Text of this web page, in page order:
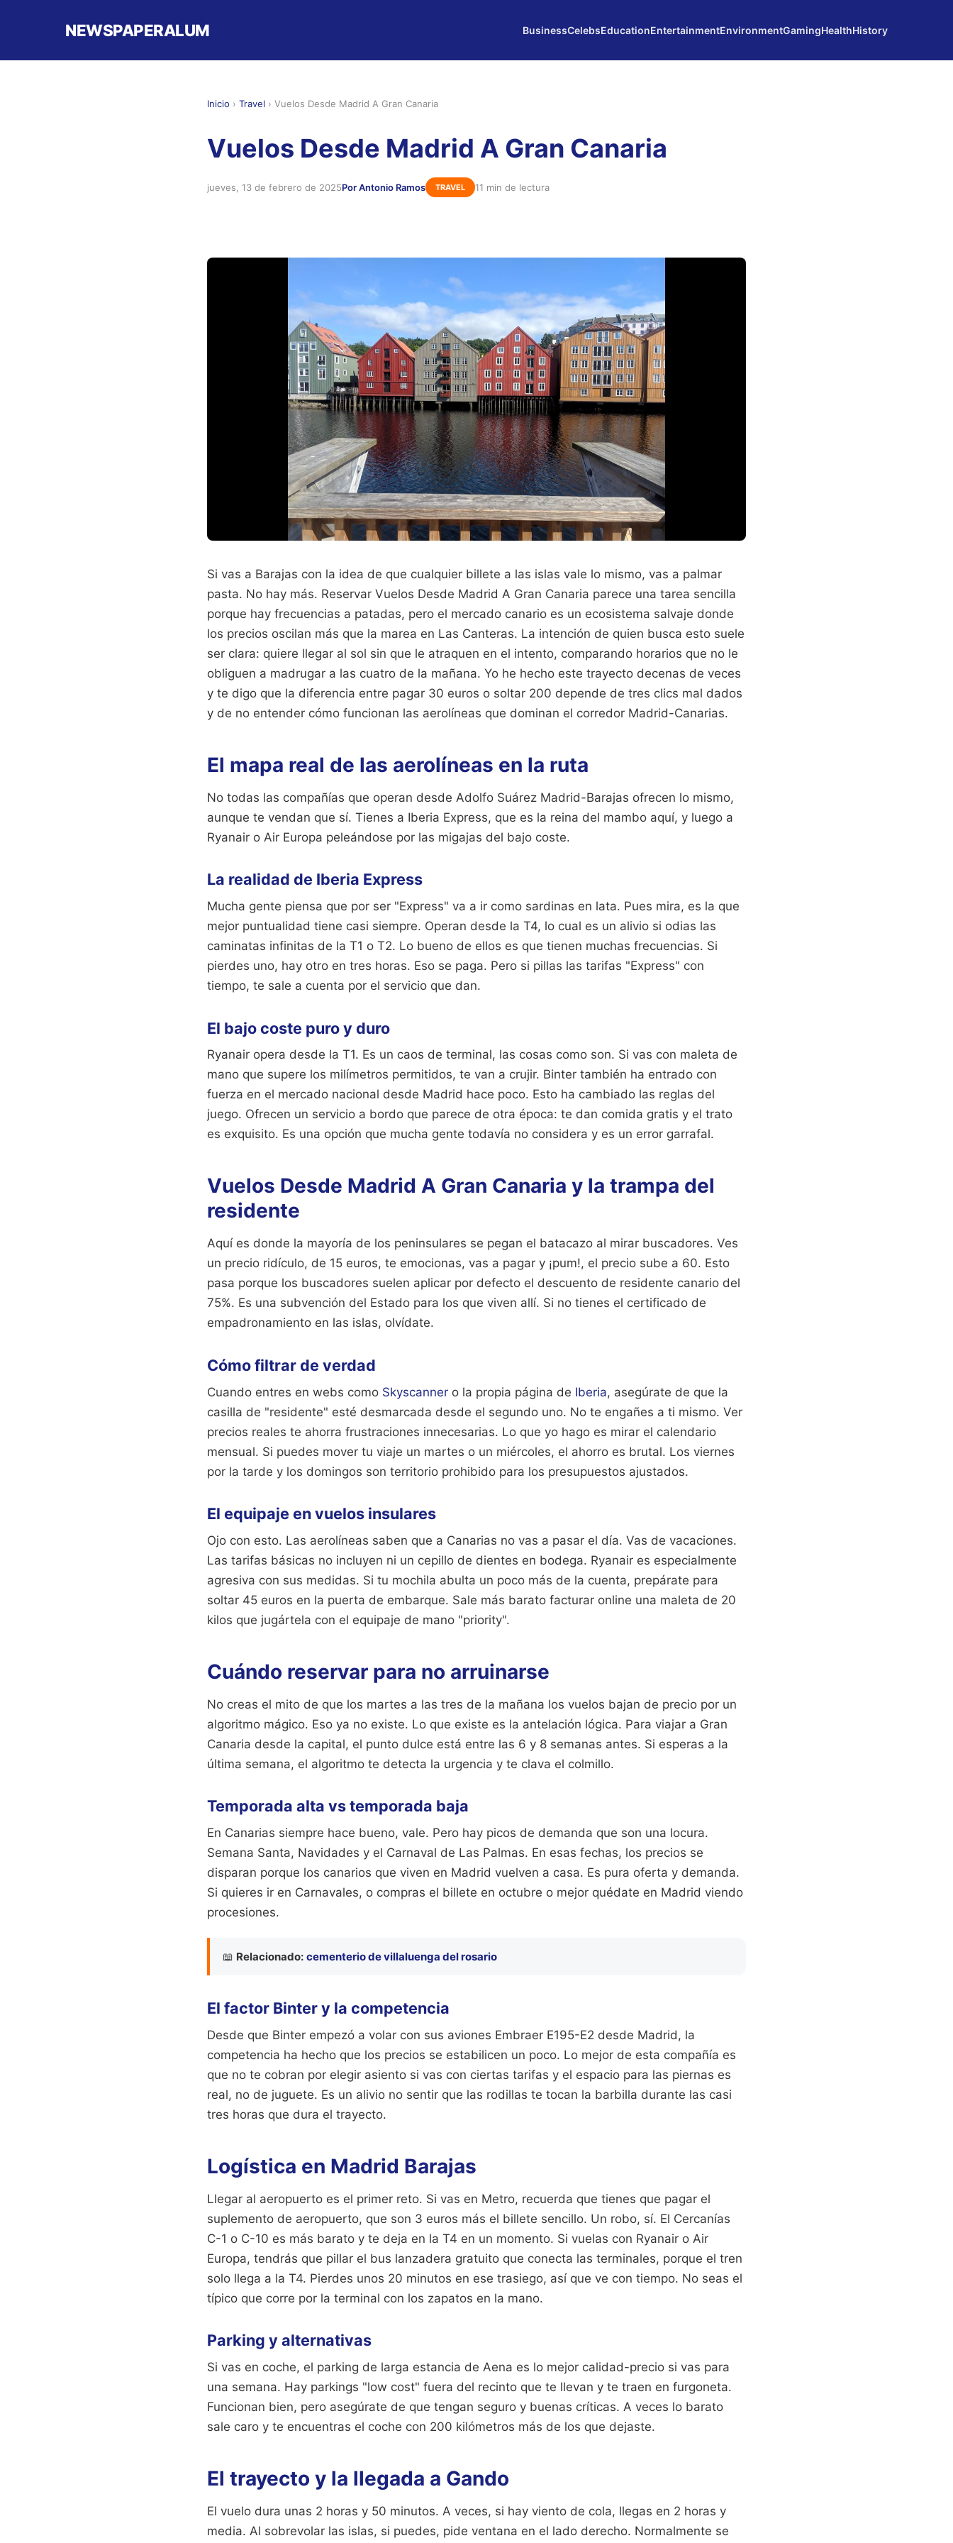
NEWSPAPERALUM BusinessCelebsEducationEntertainmentEnvironmentGamingHealthHistory
Inicio › Travel › Vuelos Desde Madrid A Gran Canaria
Vuelos Desde Madrid A Gran Canaria
jueves, 13 de febrero de 2025Por Antonio Ramos TRAVEL 11 min de lectura
Si vas a Barajas con la idea de que cualquier billete a las islas vale lo mismo, vas a palmar
pasta. No hay más. Reservar Vuelos Desde Madrid A Gran Canaria parece una tarea sencilla
porque hay frecuencias a patadas, pero el mercado canario es un ecosistema salvaje donde
los precios oscilan más que la marea en Las Canteras. La intención de quien busca esto suele
ser clara: quiere llegar al sol sin que le atraquen en el intento, comparando horarios que no le
obliguen a madrugar a las cuatro de la mañana. Yo he hecho este trayecto decenas de veces
y te digo que la diferencia entre pagar 30 euros o soltar 200 depende de tres clics mal dados
y de no entender cómo funcionan las aerolíneas que dominan el corredor Madrid-Canarias.
El mapa real de las aerolíneas en la ruta
No todas las compañías que operan desde Adolfo Suárez Madrid-Barajas ofrecen lo mismo,
aunque te vendan que sí. Tienes a Iberia Express, que es la reina del mambo aquí, y luego a
Ryanair o Air Europa peleándose por las migajas del bajo coste.
La realidad de Iberia Express
Mucha gente piensa que por ser "Express" va a ir como sardinas en lata. Pues mira, es la que
mejor puntualidad tiene casi siempre. Operan desde la T4, lo cual es un alivio si odias las
caminatas infinitas de la T1 o T2. Lo bueno de ellos es que tienen muchas frecuencias. Si
pierdes uno, hay otro en tres horas. Eso se paga. Pero si pillas las tarifas "Express" con
tiempo, te sale a cuenta por el servicio que dan.
El bajo coste puro y duro
Ryanair opera desde la T1. Es un caos de terminal, las cosas como son. Si vas con maleta de
mano que supere los milímetros permitidos, te van a crujir. Binter también ha entrado con
fuerza en el mercado nacional desde Madrid hace poco. Esto ha cambiado las reglas del
juego. Ofrecen un servicio a bordo que parece de otra época: te dan comida gratis y el trato
es exquisito. Es una opción que mucha gente todavía no considera y es un error garrafal.
Vuelos Desde Madrid A Gran Canaria y la trampa del
residente
Aquí es donde la mayoría de los peninsulares se pegan el batacazo al mirar buscadores. Ves
un precio ridículo, de 15 euros, te emocionas, vas a pagar y ¡pum!, el precio sube a 60. Esto
pasa porque los buscadores suelen aplicar por defecto el descuento de residente canario del
75%. Es una subvención del Estado para los que viven allí. Si no tienes el certificado de
empadronamiento en las islas, olvídate.
Cómo filtrar de verdad
Cuando entres en webs como Skyscanner o la propia página de Iberia, asegúrate de que la
casilla de "residente" esté desmarcada desde el segundo uno. No te engañes a ti mismo. Ver
precios reales te ahorra frustraciones innecesarias. Lo que yo hago es mirar el calendario
mensual. Si puedes mover tu viaje un martes o un miércoles, el ahorro es brutal. Los viernes
por la tarde y los domingos son territorio prohibido para los presupuestos ajustados.
El equipaje en vuelos insulares
Ojo con esto. Las aerolíneas saben que a Canarias no vas a pasar el día. Vas de vacaciones.
Las tarifas básicas no incluyen ni un cepillo de dientes en bodega. Ryanair es especialmente
agresiva con sus medidas. Si tu mochila abulta un poco más de la cuenta, prepárate para
soltar 45 euros en la puerta de embarque. Sale más barato facturar online una maleta de 20
kilos que jugártela con el equipaje de mano "priority".
Cuándo reservar para no arruinarse
No creas el mito de que los martes a las tres de la mañana los vuelos bajan de precio por un
algoritmo mágico. Eso ya no existe. Lo que existe es la antelación lógica. Para viajar a Gran
Canaria desde la capital, el punto dulce está entre las 6 y 8 semanas antes. Si esperas a la
última semana, el algoritmo te detecta la urgencia y te clava el colmillo.
Temporada alta vs temporada baja
En Canarias siempre hace bueno, vale. Pero hay picos de demanda que son una locura.
Semana Santa, Navidades y el Carnaval de Las Palmas. En esas fechas, los precios se
disparan porque los canarios que viven en Madrid vuelven a casa. Es pura oferta y demanda.
Si quieres ir en Carnavales, o compras el billete en octubre o mejor quédate en Madrid viendo
procesiones.
📖 Relacionado: cementerio de villaluenga del rosario
El factor Binter y la competencia
Desde que Binter empezó a volar con sus aviones Embraer E195-E2 desde Madrid, la
competencia ha hecho que los precios se estabilicen un poco. Lo mejor de esta compañía es
que no te cobran por elegir asiento si vas con ciertas tarifas y el espacio para las piernas es
real, no de juguete. Es un alivio no sentir que las rodillas te tocan la barbilla durante las casi
tres horas que dura el trayecto.
Logística en Madrid Barajas
Llegar al aeropuerto es el primer reto. Si vas en Metro, recuerda que tienes que pagar el
suplemento de aeropuerto, que son 3 euros más el billete sencillo. Un robo, sí. El Cercanías
C-1 o C-10 es más barato y te deja en la T4 en un momento. Si vuelas con Ryanair o Air
Europa, tendrás que pillar el bus lanzadera gratuito que conecta las terminales, porque el tren
solo llega a la T4. Pierdes unos 20 minutos en ese trasiego, así que ve con tiempo. No seas el
típico que corre por la terminal con los zapatos en la mano.
Parking y alternativas
Si vas en coche, el parking de larga estancia de Aena es lo mejor calidad-precio si vas para
una semana. Hay parkings "low cost" fuera del recinto que te llevan y te traen en furgoneta.
Funcionan bien, pero asegúrate de que tengan seguro y buenas críticas. A veces lo barato
sale caro y te encuentras el coche con 200 kilómetros más de los que dejaste.
El trayecto y la llegada a Gando
El vuelo dura unas 2 horas y 50 minutos. A veces, si hay viento de cola, llegas en 2 horas y
media. Al sobrevolar las islas, si puedes, pide ventana en el lado derecho. Normalmente se